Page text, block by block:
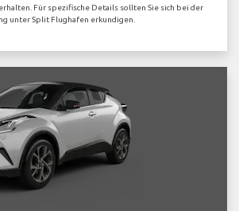
Für spezifische Details sollten Sie sich bei der
unter Split Flughafen erkundigen.